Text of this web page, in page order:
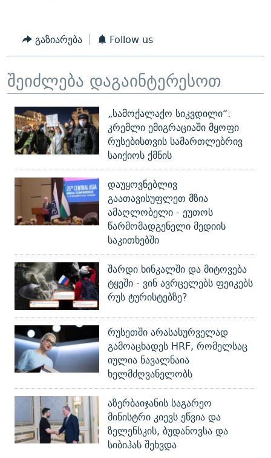
ᲐᲒᲕᲘᲡᲢᲝᲡ ᲝᲛᲘ
ПРИВЕТ ᲙᲣᲚᲢᲣᲠᲐ
გაზიარება Follow us
შეიძლება დაგაინტერესოთ
„სამოქალაქო სიკვდილი“:
კრემლი ემიგრაციაში მყოფი
რუსებისთვის სამართლებრივ
საიქიოს ქმნის
დაუყოვნებლივ
გაათავისუფლეთ მზია
ამაღლობელი - ეუთოს
წარმომადგენელი მედიის
საკითხებში
შარდი ხინკალში და მიტოვება
ტყეში - ვინ ავრცელებს ფეიკებს
რუს ტურისტებზე?
რუსეთში არასასურველად
გამოაცხადეს HRF, რომელსაც
იულია ნავალნაია
ხელმძღვანელობს
აზერბაიჯანის საგარეო
მინისტრი კიევს ეწვია და
ზელენსკის, ბუდანოვსა და
სიბიჰას შეხვდა